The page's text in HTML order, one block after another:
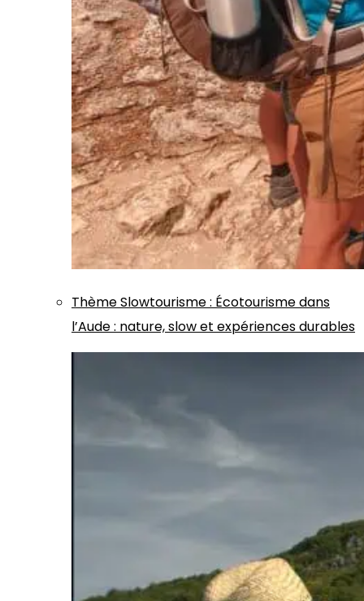
ThèmeSlowtourisme: Écotourisme dans
l’Aude : nature, slow et expériences durables